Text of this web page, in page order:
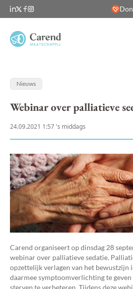
Nieuws
Webinar over palliatieve
24.09.2021 1:57 's middags
Carend organiseert op dinsdag 28
webinar over palliatieve sedatie.
opzettelijk verlagen van het bewustzijn
daarmee symptoomverlichting te